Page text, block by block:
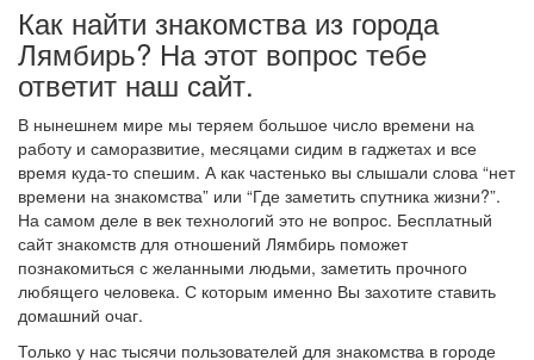
Как найти знакомства из города
Лямбирь? На этот вопрос тебе
ответит наш сайт.
В нынешнем мире мы теряем большое число времени на
работу и саморазвитие, месяцами сидим в гаджетах и все
время куда-то спешим. А как частенько вы слышали слова “нет
времени на знакомства” или “Где заметить спутника жизни?”.
На самом деле в век технологий это не вопрос. Бесплатный
сайт знакомств для отношений Лямбирь поможет
познакомиться с желанными людьми, заметить прочного
любящего человека. С которым именно Вы захотите ставить
домашний очаг.
Только у нас тысячи пользователей для знакомства в городе